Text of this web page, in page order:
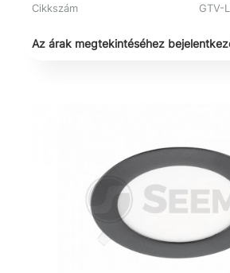
Cikkszám GTV-
Az árak megtekintéséhez